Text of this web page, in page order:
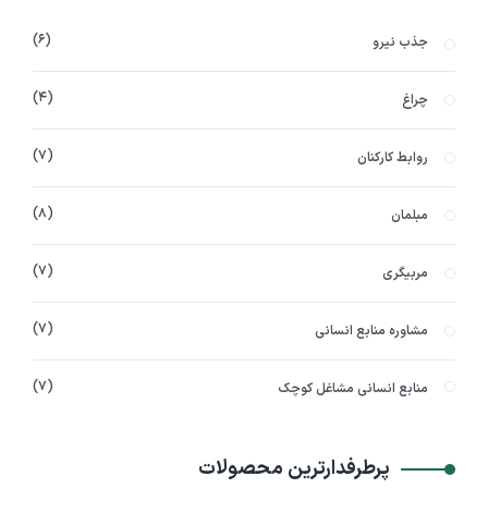
جذب نیرو ۶
چراغ ۴
روابط کارکنان ۷
مبلمان ۸
مربیگری ۷
مشاوره منابع انسانی ۷
منابع انسانی مشاغل کوچک ۷
پرطرفدارترین محصولات